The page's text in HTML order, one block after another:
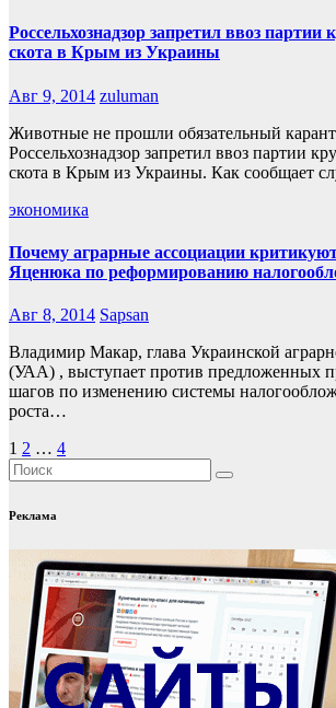
Россельхознадзор запретил ввоз партии
скота в Крым из Украины
Авг 9, 2014 zuluman
Животные не прошли обязательный
Россельхознадзор запретил ввоз партии
скота в Крым из Украины. Как сообщает
экономика
Почему аграрные ассоциации
Яценюка по реформированию
Авг 8, 2014 Sapsan
Владимир Макар, глава Украинской
(УАА) , выступает против предложенных
шагов по изменению системы
роста…
Пагинация
записей
1 2 … 4
Реклама